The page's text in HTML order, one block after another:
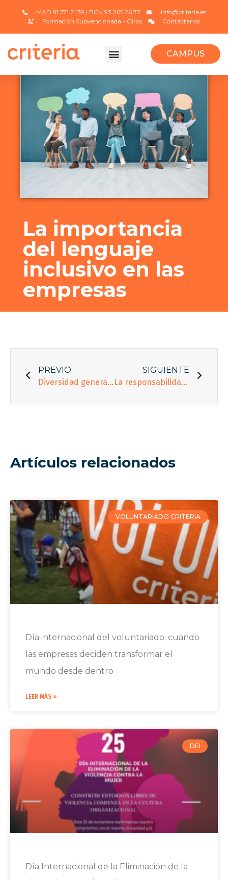
MAD 91 571 21 39 | BCN 93 265 26 77
info@criteria.es
Formación Subvencionada - Giros
Contáctanos
CAMPUS
La importancia
del lenguaje
inclusivo en las
empresas
PREVIO
Diversidad generacional: lo que jóvenes y mayores se puede enseñar
SIGUIENTE
La responsabilidad de las empresas en la prevención, detección y actuación ente el acoso sexual
Artículos relacionados
VOLUNTARIADO CRITERIA
Día internacional del voluntariado: cuando
las empresas deciden transformar el
mundo desde dentro
LEER MÁS »
DEI
Día Internacional de la Eliminación de la